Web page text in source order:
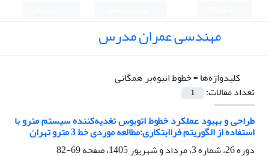
مهندسی عمران مدرس
کلیدواژه‌ها =خطوط انبوه‌بر همگانی
تعداد مقالات:
1
طراحی و بهبود عملکرد خطوط اتوبوس تغدیه‌کننده سیستم مترو با
استفاده از الگوریتم فراابتکاری:مطالعه موردی خط 3 مترو تهران
دوره 26، شماره 3، مرداد و شهریور 1405، صفحه
69-82